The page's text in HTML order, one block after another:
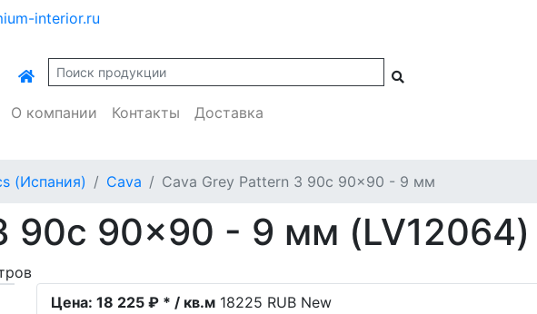
interior.ru
О компании Контакты Доставка
(Испания) Cava Cava Grey Pattern 3 90c 90x90 - 9 мм
90c 90x90 - 9 мм (LV12064)
Цена: 18 225 ₽ * / кв.м 18225 RUB New